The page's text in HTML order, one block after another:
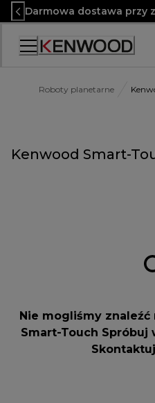
Skip
to
Content
Darmowa dostawa przy
Roboty planetarne
Kenwood Smart-
Nie mogliśmy
Smart-Touch Spróbuj